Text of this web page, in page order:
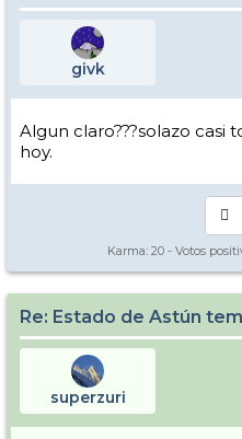
givk
Algun claro???solazo casi
hoy.
Karma: 20 - Votos
Re: Estado de Astún
superzuri